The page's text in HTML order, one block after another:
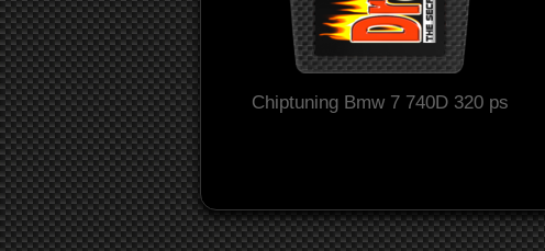
Chiptuning Bmw 7 740D 320 ps